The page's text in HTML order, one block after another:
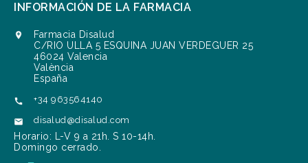
INFORMACIÓN DE LA FARMACIA

Farmacia Disalud
C/RIO ULLA 5 ESQUINA JUAN VERDEGUER 25
46024 Valencia
València
España
 +34 963564140
 disalud@disalud.com
Horario: L-V 9 a 21h. S 10-14h.
Domingo cerrado.